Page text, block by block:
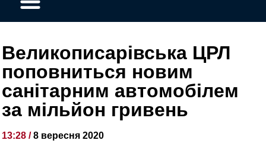
Великописарівська ЦРЛ
поповниться новим
санітарним автомобілем
за мільйон гривень
13:28 /8 вересня 2020